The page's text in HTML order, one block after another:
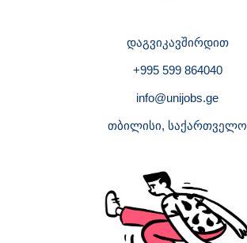
დაგვიკავშირდით
+995 599 864040
info@unijobs.ge
თბილისი, საქართველო